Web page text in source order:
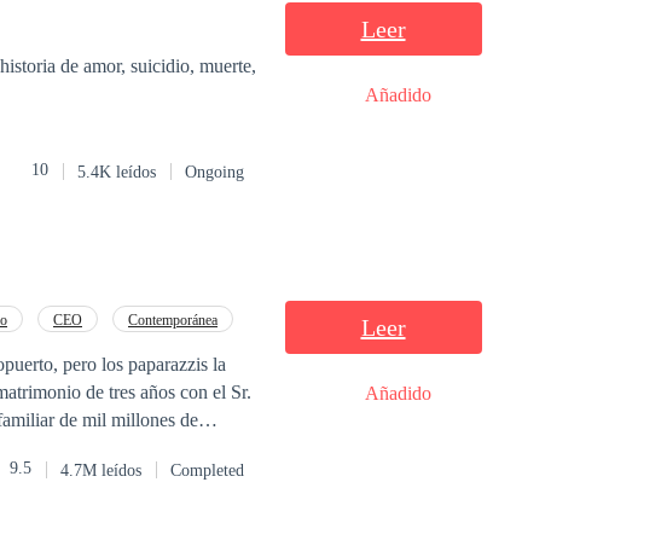
de amor, suicidio, muerte,
10 5.4K leídos Ongoing
Leer
Añadido
CEO
Contemporánea
pero los paparazzis la
de tres años con el Sr.
de mil millones de
lejos. "No, son todas
9.5 4.7M leídos Completed
Leer
Añadido